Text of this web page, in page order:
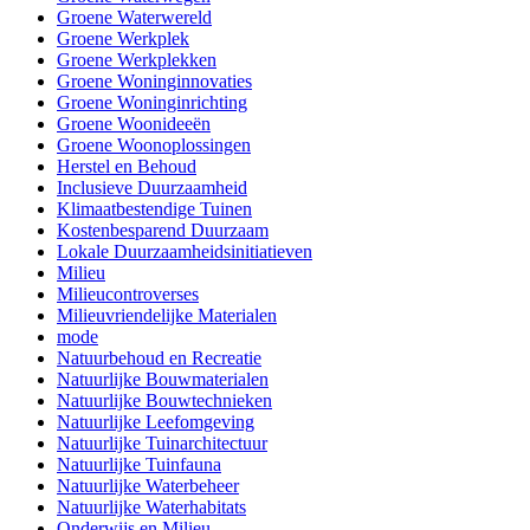
Groene Waterwereld
Groene Werkplek
Groene Werkplekken
Groene Woninginnovaties
Groene Woninginrichting
Groene Woonideeën
Groene Woonoplossingen
Herstel en Behoud
Inclusieve Duurzaamheid
Klimaatbestendige Tuinen
Kostenbesparend Duurzaam
Lokale Duurzaamheidsinitiatieven
Milieu
Milieucontroverses
Milieuvriendelijke Materialen
mode
Natuurbehoud en Recreatie
Natuurlijke Bouwmaterialen
Natuurlijke Bouwtechnieken
Natuurlijke Leefomgeving
Natuurlijke Tuinarchitectuur
Natuurlijke Tuinfauna
Natuurlijke Waterbeheer
Natuurlijke Waterhabitats